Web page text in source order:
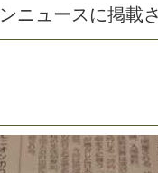
ンニュースに掲載